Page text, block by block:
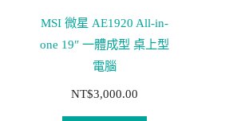
MSI 微星 AE1920 All-in-
one 19″ 一體成型 桌上型
電腦
NT$3,000.00